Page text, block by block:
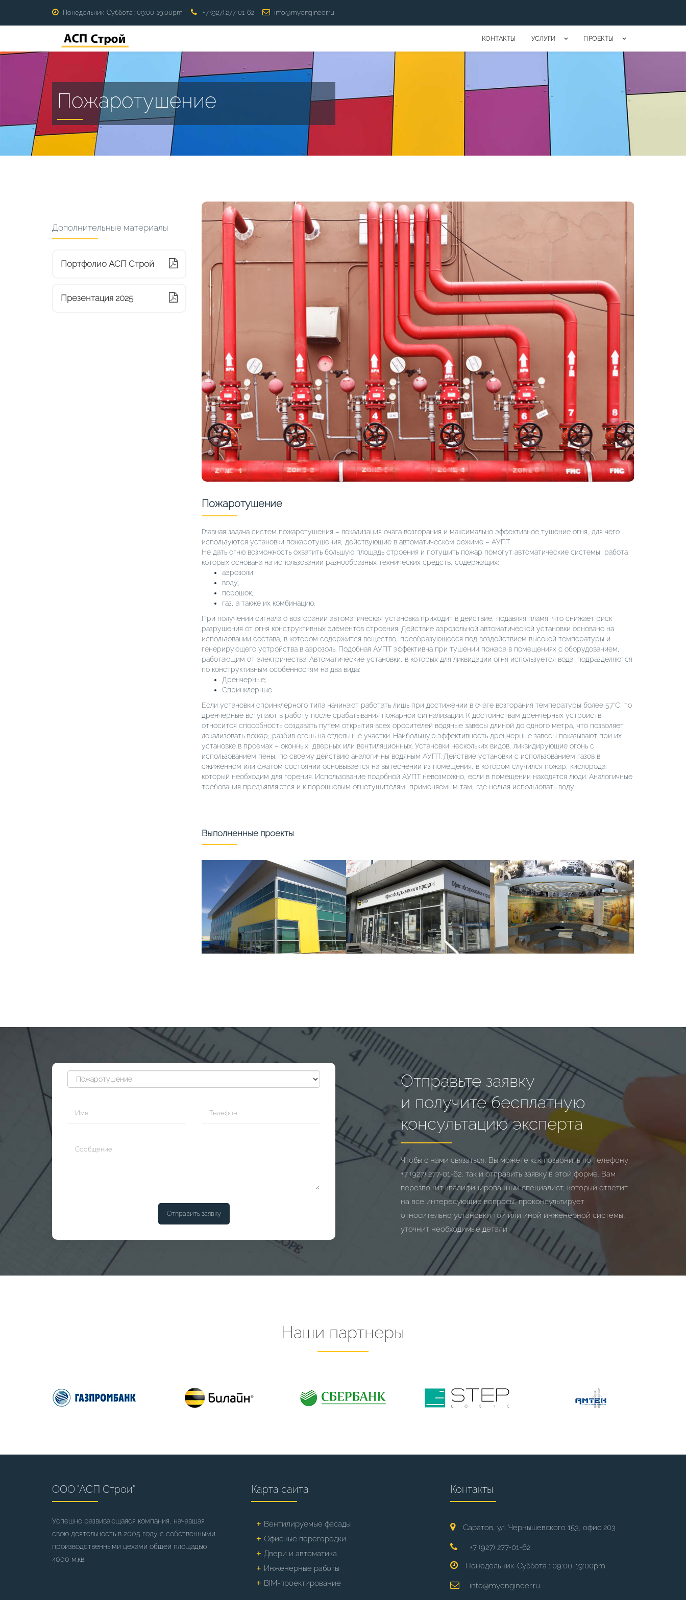
Понедельник-Суббота : 09:00-19:00pm +7 (927) 277-01-62 info@myengineer.ru
КОНТАКТЫ УСЛУГИ ПРОЕКТЫ
Пожаротушение
Дополнительные материалы
Портфолио АСП Строй
Презентация 2025
Пожаротушение
Главная задача систем пожаротушения – локализация очага возгорания и максимально эффективное тушение огня, для чего
используются установки пожаротушения, действующие в автоматическом режиме – АУПТ.
Не дать огню возможность охватить большую площадь строения и потушить пожар помогут автоматические системы, работа
которых основана на использовании разнообразных технических средств, содержащих:
аэрозоли;
воду;
порошок;
газ, а также их комбинацию.
При получении сигнала о возгорании автоматическая установка приходит в действие, подавляя пламя, что снижает риск
разрушения от огня конструктивных элементов строения. Действие аэрозольной автоматической установки основано на
использовании состава, в котором содержится вещество, преобразующееся под воздействием высокой температуры и
генерирующего устройства в аэрозоль. Подобная АУПТ эффективна при тушении пожара в помещениях с оборудованием,
работающим от электричества. Автоматические установки, в которых для ликвидации огня используется вода, подразделяются
по конструктивным особенностям на два вида:
Дренчерные;
Спринклерные.
Если установки спринклерного типа начинают работать лишь при достижении в очаге возгорания температуры более 57°C, то
дренчерные вступают в работу после срабатывания пожарной сигнализации. К достоинствам дренчерных устройств
относится способность создавать путем открытия всех оросителей водяные завесы длиной до одного метра, что позволяет
локализовать пожар, разбив огонь на отдельные участки. Наибольшую эффективность дренчерные завесы показывают при их
установке в проемах – оконных, дверных или вентиляционных. Установки нескольких видов, ликвидирующие огонь с
использованием пены, по своему действию аналогичны водяным АУПТ. Действие установки с использованием газов в
сжиженном или сжатом состоянии основывается на вытеснении из помещения, в котором случился пожар, кислорода,
который необходим для горения. Использование подобной АУПТ невозможно, если в помещении находятся люди. Аналогичные
требования предъявляются и к порошковым огнетушителям, применяемым там, где нельзя использовать воду.
Выполненные проекты
Отправить заявку
Отправьте заявку
и получите бесплатную
консультацию эксперта
Чтобы с нами связаться, Вы можете как позвонить по телефону
+7 (927) 277-01-62, так и отправить заявку в этой форме. Вам
перезвонит квалифицированный специалист, который ответит
на все интересующие вопросы, проконсультирует
относительно установки той или иной инженерной системы,
уточнит необходимые детали.
Наши партнеры
ООО "АСП Строй"
Успешно развивающаяся компания, начавшая
свою деятельность в 2005 году с собственными
производственными цехами общей площадью
4000 м.кв.
Карта сайта
Вентилируемые фасады
Офисные перегородки
Двери и автоматика
Инженерные работы
BIM-проектирование
Контакты
Саратов, ул. Чернышевского 153, офис 203
+7 (927) 277-01-62
Понедельник-Суббота : 09:00-19:00pm
info@myengineer.ru